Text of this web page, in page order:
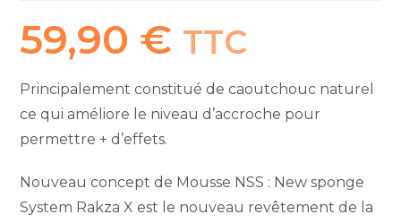
59,90 € TTC
Principalement constitué de caoutchouc naturel
ce qui améliore le niveau d’accroche pour
permettre + d’effets.
Nouveau concept de Mousse NSS : New sponge
System Rakza X est le nouveau revêtement de la